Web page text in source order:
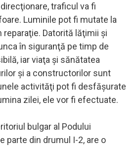
traficul va fi
Luminile pot fi mutate la
reparaţie. Datorită lăţimii şi
în siguranţă pe timp de
iar viaţa şi sănătatea
şi a constructorilor sunt
activităţi pot fi desfăşurate
zilei, ele vor fi efectuate.
bulgar al Podului
parte din drumul I-2, are o